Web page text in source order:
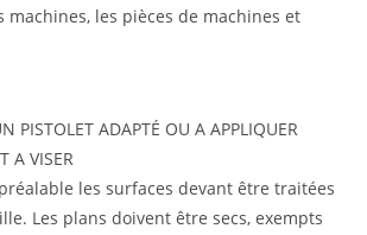
machines, les pièces de machines et
PISTOLET ADAPTÉ OU A APPLIQUER
A VISER
les surfaces devant être traitées
Les plans doivent être secs, exempts